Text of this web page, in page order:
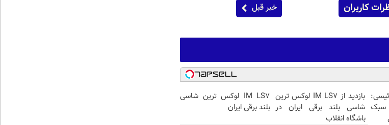
کاربران خبر قبل
سبک
بازدید از IM LS7 لوکس ترین
شاسی بلند برقی ایران در
باشگاه انقلاب
IM LS7 لوکس ترین شاسی
بلند برقی ایران